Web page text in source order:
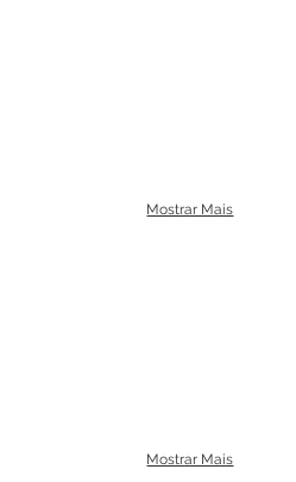
Mostrar Mais
Mostrar Mais